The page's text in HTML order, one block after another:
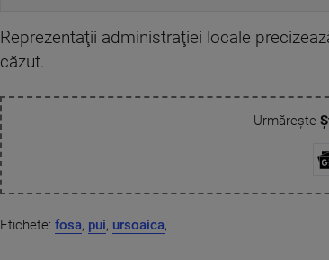
Reprezentaţii administraţiei locale
căzut.
Urmărește
Etichete: fosa, pui, ursoaica,